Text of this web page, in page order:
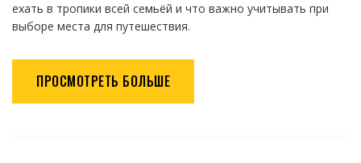
ехать в тропики всей семьёй и что важно учитывать при
выборе места для путешествия.
ПРОСМОТРЕТЬ БОЛЬШЕ